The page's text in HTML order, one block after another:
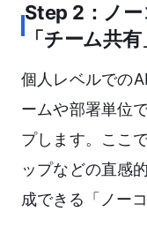
Step 2：ノ
「チーム共
個人レベルでの
ームや部署単位
プします。ここ
ップなどの直感
成できる「ノー